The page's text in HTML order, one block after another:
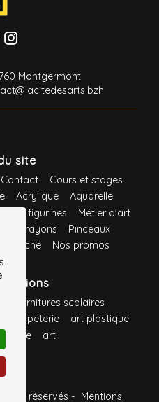
Montgermont
site
Contact
Cours et stages
Acrylique
Aquarelle
et figurines
Métier d'art
Crayons
Pinceaux
Nos promos
fournitures scolaires
papeterie
art plastique
peinture art
réservés - Mentions